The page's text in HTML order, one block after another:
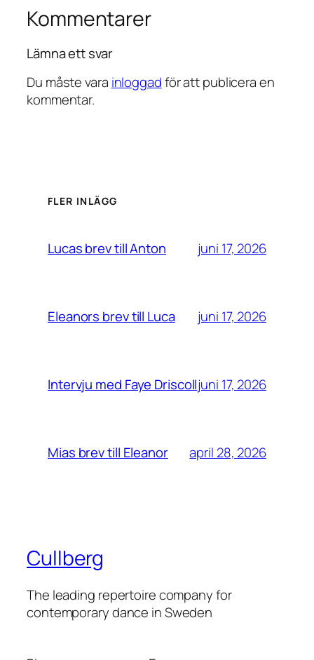
Kommentarer
Lämna ett svar
Du måste vara inloggadför att publicera en
kommentar.
FLER INLÄGG
Lucas brev till Anton juni 17, 2026
Eleanors brev till Luca juni 17, 2026
Intervju med Faye Driscolljuni 17, 2026
Mias brev till Eleanor april 28, 2026
Cullberg
The leading repertoire company for
contemporary dance in Sweden